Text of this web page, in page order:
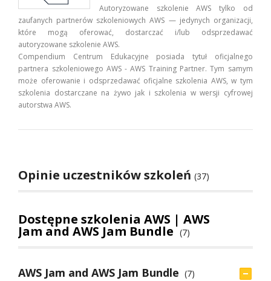
Autoryzowane szkolenie AWS tylko od
zaufanych partnerów szkoleniowych AWS — jedynych organizacji,
które mogą oferować, dostarczać i/lub odsprzedawać
autoryzowane szkolenie AWS.
Compendium Centrum Edukacyjne posiada tytuł oficjalnego
partnera szkoleniowego AWS - AWS Training Partner. Tym samym
może oferowanie i odsprzedawać oficjalne szkolenia AWS, w tym
szkolenia dostarczane na żywo jak i szkolenia w wersji cyfrowej
autorstwa AWS.
Opinie uczestników szkoleń (37)
Dostępne szkolenia AWS | AWS
Jam and AWS Jam Bundle (7)
AWS Jam and AWS Jam Bundle (7)